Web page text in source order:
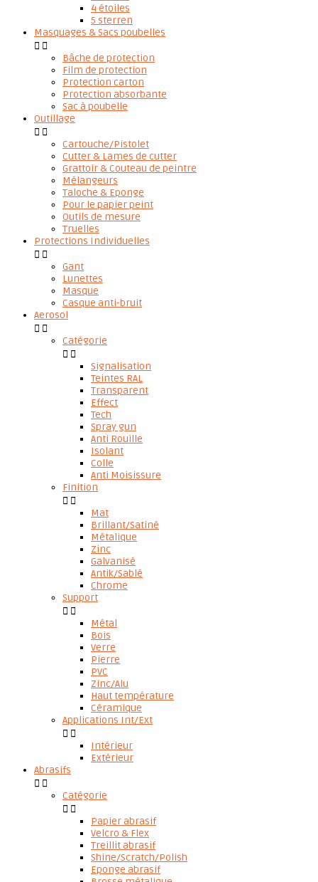
4 étoiles
5 sterren
Masquages & Sacs poubelles
 
Bâche de protection
Film de protection
Protection carton
Protection absorbante
Sac à poubelle
Outillage
 
Cartouche/Pistolet
Cutter & Lames de cutter
Grattoir & Couteau de peintre
Mélangeurs
Taloche & Eponge
Pour le papier peint
Outils de mesure
Truelles
Protections Individuelles
 
Gant
Lunettes
Masque
Casque anti-bruit
Aerosol
 
Catégorie
 
Signalisation
Teintes RAL
Transparent
Effect
Tech
Spray gun
Anti Rouille
Isolant
Colle
Anti Moisissure
Finition
 
Mat
Brillant/Satiné
Métalique
Zinc
Galvanisé
Antik/Sablé
Chrome
Support
 
Métal
Bois
Verre
Pierre
PVC
Zinc/Alu
Haut température
Céramique
Applications Int/Ext
 
Intérieur
Extérieur
Abrasifs
 
Catégorie
 
Papier abrasif
Velcro & Flex
Treillit abrasif
Shine/Scratch/Polish
Eponge abrasif